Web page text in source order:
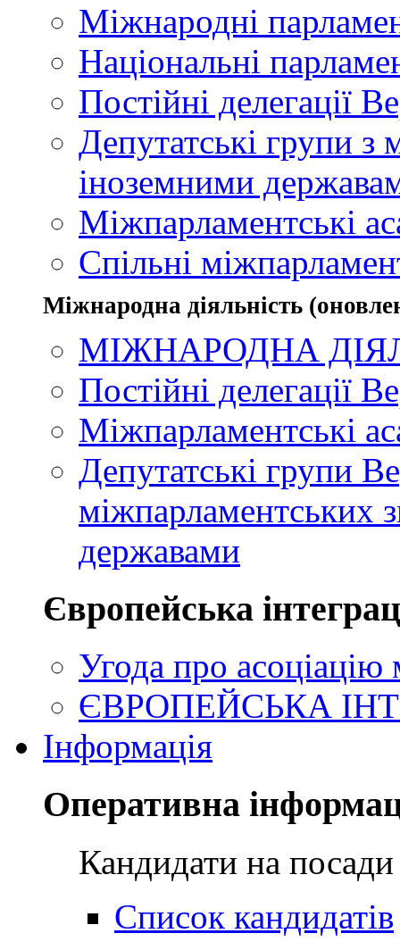
Міжнародні
Національні
Постійні делегації
Депутатські групи з
іноземними
Міжпарламентські
Спільні
Міжнародна діяльність
МІЖНАРОДНА
Постійні делегації
Міжпарламентські
Депутатські групи
міжпарламентських
державами
Європейська
Угода про
ЄВРОПЕЙСЬКА
Інформація
Оперативна
Кандидати на
Список кандидатів